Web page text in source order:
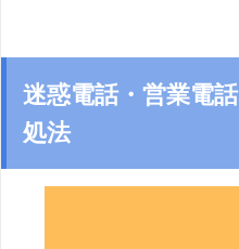
迷惑電話・営業電
処法